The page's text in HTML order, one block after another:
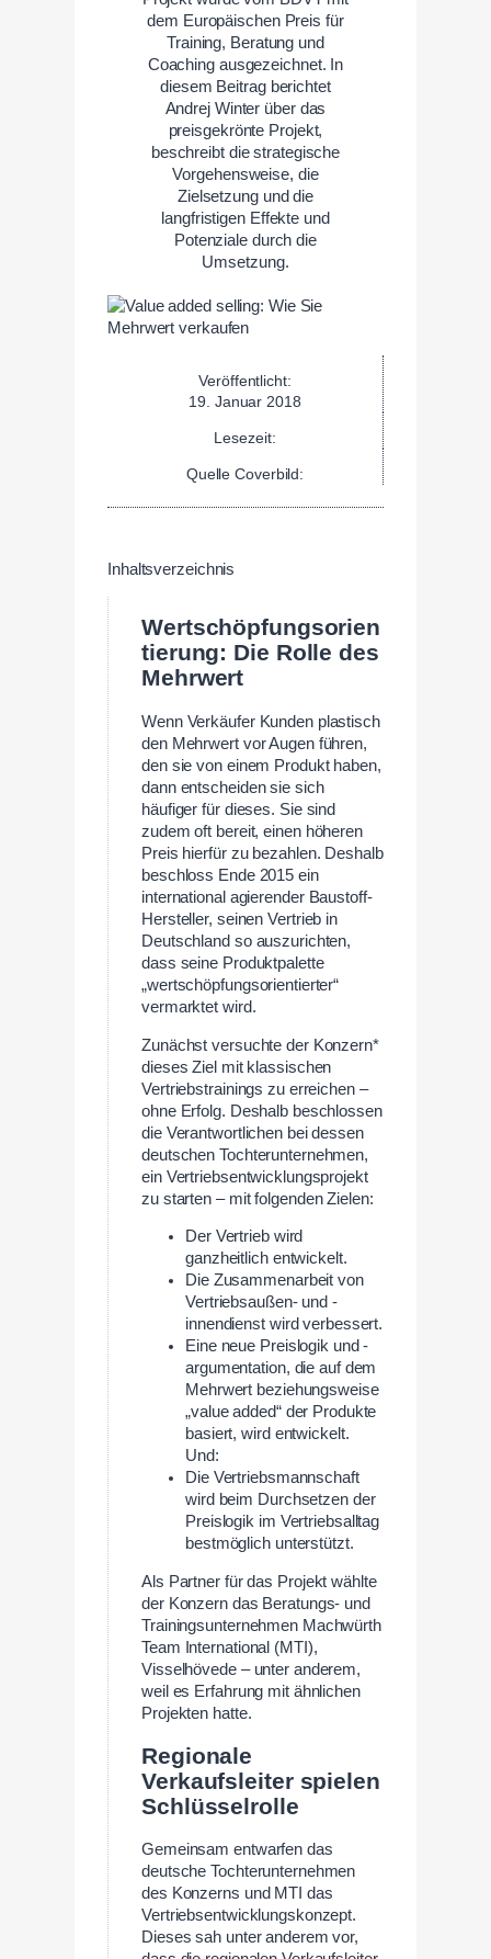
dem Europäischen Preis für
Training, Beratung und
Coaching ausgezeichnet. In
diesem Beitrag berichtet
Andrej Winter über das
preisgekrönte Projekt,
beschreibt die strategische
Vorgehensweise, die
Zielsetzung und die
langfristigen Effekte und
Potenziale durch die
Umsetzung.
Veröffentlicht:
19. Januar 2018
Lesezeit:
Quelle Coverbild:
Inhaltsverzeichnis
Wertschöpfungsorien
tierung: Die Rolle des
Mehrwert
Wenn Verkäufer Kunden plastisch
den Mehrwert vor Augen führen,
den sie von einem Produkt haben,
dann entscheiden sie sich
häufiger für dieses. Sie sind
zudem oft bereit, einen höheren
Preis hierfür zu bezahlen. Deshalb
beschloss Ende 2015 ein
international agierender Baustoff-
Hersteller, seinen Vertrieb in
Deutschland so auszurichten,
dass seine Produktpalette
„wertschöpfungsorientierter“
vermarktet wird.
Zunächst versuchte der Konzern*
dieses Ziel mit klassischen
Vertriebstrainings zu erreichen –
ohne Erfolg. Deshalb beschlossen
die Verantwortlichen bei dessen
deutschen Tochterunternehmen,
ein Vertriebsentwicklungsprojekt
zu starten – mit folgenden Zielen:
Der Vertrieb wird
ganzheitlich entwickelt.
Die Zusammenarbeit von
Vertriebsaußen- und -
innendienst wird verbessert.
Eine neue Preislogik und -
argumentation, die auf dem
Mehrwert beziehungsweise
„value added“ der Produkte
basiert, wird entwickelt.
Und:
Die Vertriebsmannschaft
wird beim Durchsetzen der
Preislogik im Vertriebsalltag
bestmöglich unterstützt.
Als Partner für das Projekt wählte
der Konzern das Beratungs- und
Trainingsunternehmen Machwürth
Team International (MTI),
Visselhövede – unter anderem,
weil es Erfahrung mit ähnlichen
Projekten hatte.
Regionale
Verkaufsleiter spielen
Schlüsselrolle
Gemeinsam entwarfen das
deutsche Tochterunternehmen
des Konzerns und MTI das
Vertriebsentwicklungskonzept.
Dieses sah unter anderem vor,